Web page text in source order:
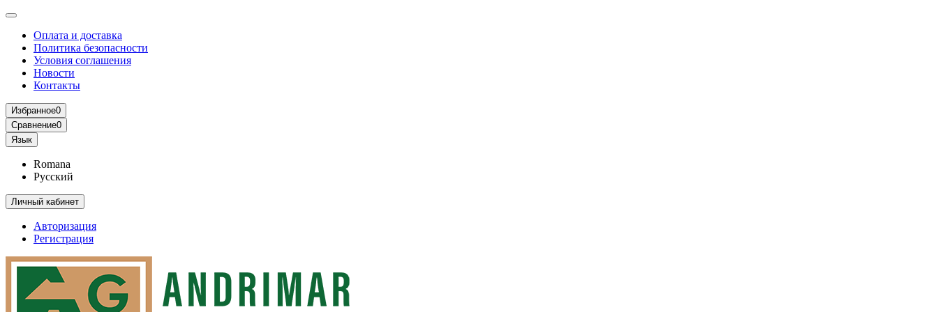
Оплата и доставка
Политика безопасности
Условия соглашения
Новости
Контакты
Избранное0
Сравнение0
Язык
Romana
Русский
Личный кабинет
Авторизация
Регистрация